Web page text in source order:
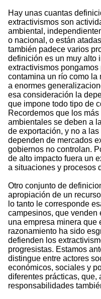
Hay unas cuantas
extractivismos son
ambiental,
o nacional, o están
también padece varios
definición es un muy alto
extractivismos
contamina un río como la
a enormes
esa consideración la
que impone todo tipo de
Recordemos que los
ambientales se deben a
de exportación, y no a
dependen de mercados
gobiernos no controlan.
de alto impacto fuera un
a situaciones y procesos
Otro conjunto de
apropiación de un
lo tanto le corresponde
campesinos, que venden
una empresa minera que
razonamiento ha sido
defienden los
progresistas. Estamos
distingue entre actores
económicos, sociales y
diferentes prácticas, que,
responsabilidades